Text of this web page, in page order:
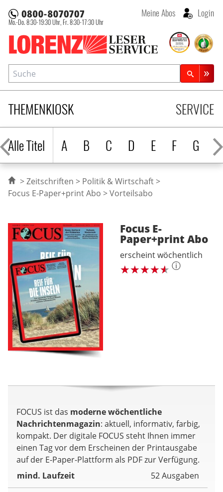
Lorenz Leserservice
Mo.-Do. 8:30-19:30 Uhr, Fr. 8:30-17:30 Uhr
Meine Abos Login
THEMENKIOSK
Alle Titel
A B C D E F G H
SERVICE
Suche
Zeitschriftensuche
Zeitschriften
Politik & Wirtschaft
Focus E-Paper+print Abo
Vorteilsabo
Focus E-
Paper+print Abo
erscheint wöchentlich
ⓘ
FOCUS ist das moderne wöchentliche
Nachrichtenmagazin: aktuell, informativ, farbig,
kompakt. Der digitale FOCUS steht Ihnen immer
einen Tag vor dem Erscheinen der Printausgabe
auf der E-Paper-Plattform als PDF zur Verfügung.
mind. Laufzeit
52 Ausgaben